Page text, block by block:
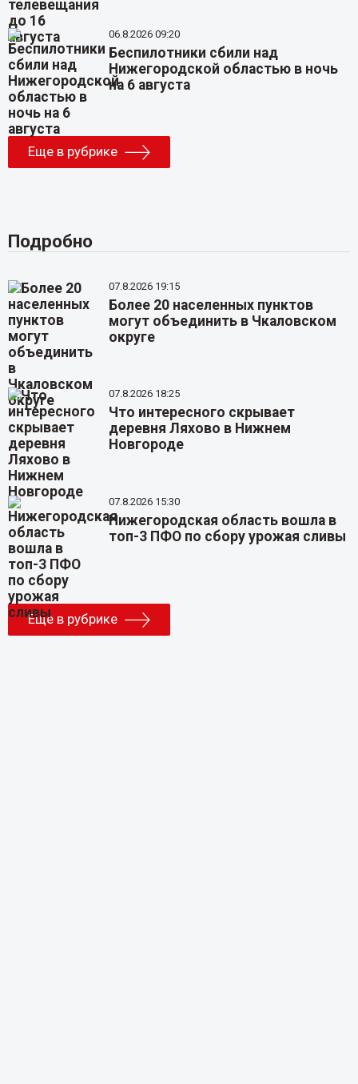
06.8.2026 09:20
Беспилотники сбили над
Нижегородской областью в ночь
на 6 августа
Еще в рубрике
Подробно
07.8.2026 19:15
Более 20 населенных пунктов
могут объединить в Чкаловском
округе
07.8.2026 18:25
Что интересного скрывает
деревня Ляхово в Нижнем
Новгороде
07.8.2026 15:30
Нижегородская область вошла в
топ-3 ПФО по сбору урожая сливы
Еще в рубрике